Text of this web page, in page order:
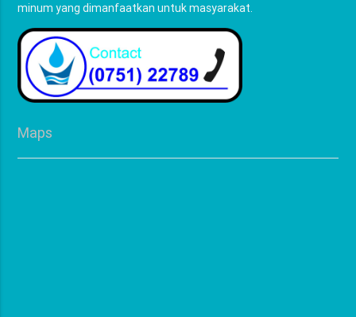
minum yang dimanfaatkan untuk masyarakat.
Maps